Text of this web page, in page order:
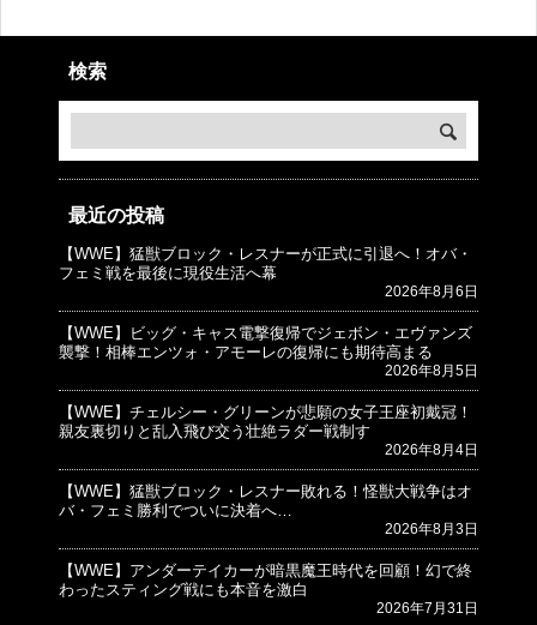
検索
最近の投稿
【WWE】猛獣ブロック・レスナーが正式に引退へ！オバ・
フェミ戦を最後に現役生活へ幕
2026年8月6日
【WWE】ビッグ・キャス電撃復帰でジェボン・エヴァンズ
襲撃！相棒エンツォ・アモーレの復帰にも期待高まる
2026年8月5日
【WWE】チェルシー・グリーンが悲願の女子王座初戴冠！
親友裏切りと乱入飛び交う壮絶ラダー戦制す
2026年8月4日
【WWE】猛獣ブロック・レスナー敗れる！怪獣大戦争はオ
バ・フェミ勝利でついに決着へ…
2026年8月3日
【WWE】アンダーテイカーが暗黒魔王時代を回顧！幻で終
わったスティング戦にも本音を激白
2026年7月31日
© プロレスJunkie ～WWEの最新情報 USA～